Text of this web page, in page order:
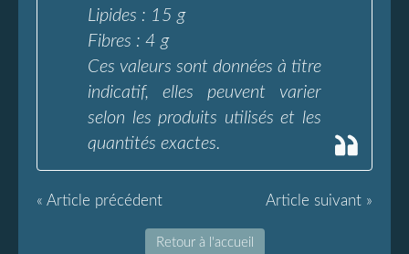
Lipides : 15 g
Fibres : 4 g
Ces valeurs sont données à titre
indicatif, elles peuvent varier
selon les produits utilisés et les
quantités exactes.
« Article précédent Article suivant »
Retour à l'accueil